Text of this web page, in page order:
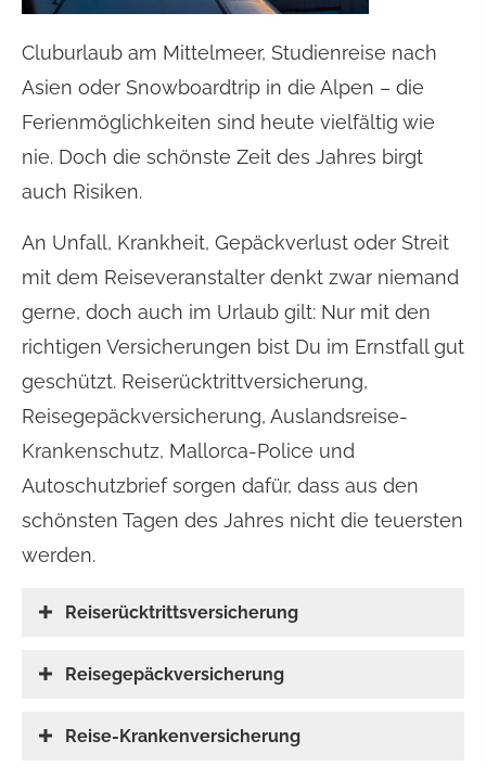
Cluburlaub am Mittelmeer, Studienreise nach
Asien oder Snowboardtrip in die Alpen – die
Ferienmöglichkeiten sind heute vielfältig wie
nie. Doch die schönste Zeit des Jahres birgt
auch Risiken.
An Unfall, Krankheit, Gepäckverlust oder Streit
mit dem Reiseveranstalter denkt zwar niemand
gerne, doch auch im Urlaub gilt: Nur mit den
richtigen Versicherungen bist Du im Ernstfall gut
geschützt. Reiserücktrittversicherung,
Reisegepäckversicherung, Auslandsreise-
Krankenschutz, Mallorca-Police und
Autoschutzbrief sorgen dafür, dass aus den
schönsten Tagen des Jahres nicht die teuersten
werden.
Reiserücktrittsversicherung
Reisegepäckversicherung
Reise-Kranken­ver­si­che­rung